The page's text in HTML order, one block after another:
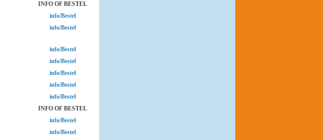
INFO OF BESTEL
info/Bestel
info/Bestel
info/Bestel
info/Bestel
info/Bestel
info/Bestel
info/Bestel
INFO OF BESTEL
info/Bestel
info/Bestel